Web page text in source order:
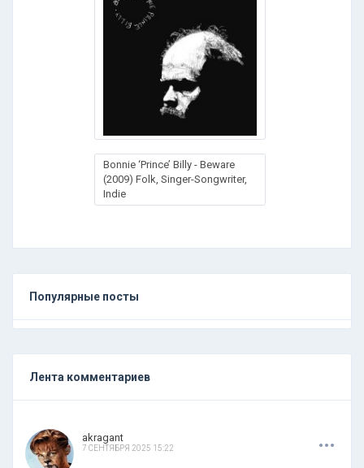
Bonnie ‘Prince’ Billy - Beware
(2009) Folk, Singer-Songwriter,
Indie
Популярные посты
Лента комментариев
akragant
7 СЕНТЯБРЯ 2025 15:22 ...